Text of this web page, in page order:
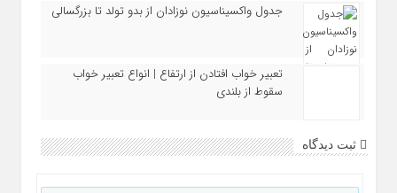
جدول واکسیناسیون نوزادان از بدو تولد تا بزرگسالی
تعبیر خواب افتادن از ارتفاع | انواع تعبیر خواب
سقوط از بلندی
ثبت دیدگاه